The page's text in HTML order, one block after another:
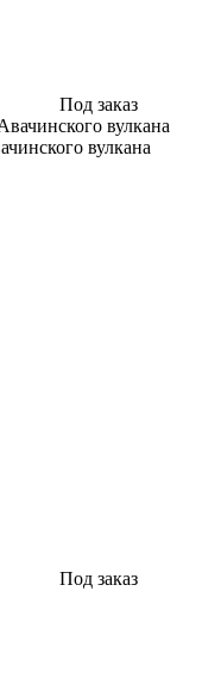
Под заказ
вулкана
Под заказ